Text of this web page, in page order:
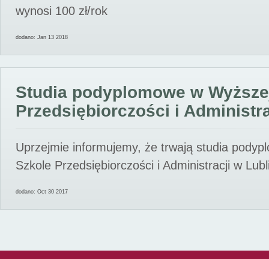
wynosi 100 zł/rok
dodano: Jan 13 2018
Studia podyplomowe w
Przedsiębiorczości i
Uprzejmie informujemy, że trwają studia
Szkole Przedsiębiorczości i Administracji w
dodano: Oct 30 2017